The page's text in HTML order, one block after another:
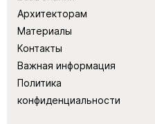
Архитекторам
Материалы
Контакты
Важная информация
Политика
конфиденциальности